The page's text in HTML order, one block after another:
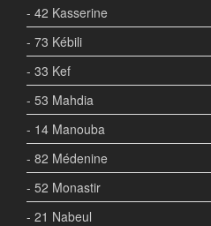
- 42 Kasserine
- 73 Kébili
- 33 Kef
- 53 Mahdia
- 14 Manouba
- 82 Médenine
- 52 Monastir
- 21 Nabeul